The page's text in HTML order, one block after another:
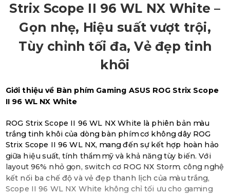
Strix Scope II 96 WL NX White –
Gọn nhẹ, Hiệu suất vượt trội,
Tùy chỉnh tối đa, Vẻ đẹp tinh
khôi
Giới thiệu về Bàn phím Gaming ASUS ROG Strix Scope
II 96 WL NX White
ROG Strix Scope II 96 WL NX White là phiên bản màu
trắng tinh khôi của dòng bàn phím cơ không dây ROG
Strix Scope II 96 WL NX, mang đến sự kết hợp hoàn hảo
giữa hiệu suất, tính thẩm mỹ và khả năng tùy biến. Với
layout 96% nhỏ gọn, switch cơ ROG NX Storm, công nghệ
kết nối ba chế độ và vẻ đẹp thanh lịch của màu trắng,
Scope II 96 WL NX White không chỉ tối ưu cho gaming